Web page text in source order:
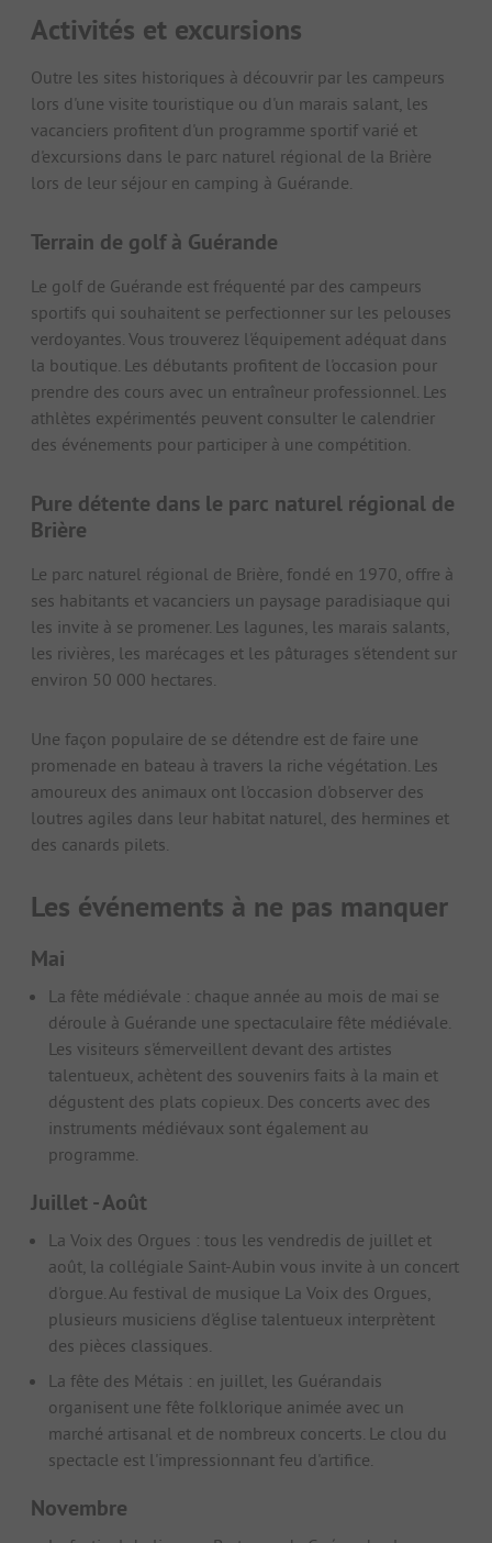
Activités et excursions
Outre les sites historiques à découvrir par les campeurs
lors d'une visite touristique ou d'un marais salant, les
vacanciers profitent d'un programme sportif varié et
d'excursions dans le parc naturel régional de la Brière
lors de leur séjour en camping à Guérande.
Terrain de golf à Guérande
Le golf de Guérande est fréquenté par des campeurs
sportifs qui souhaitent se perfectionner sur les pelouses
verdoyantes. Vous trouverez l'équipement adéquat dans
la boutique. Les débutants profitent de l'occasion pour
prendre des cours avec un entraîneur professionnel. Les
athlètes expérimentés peuvent consulter le calendrier
des événements pour participer à une compétition.
Pure détente dans le parc naturel régional de
Brière
Le parc naturel régional de Brière, fondé en 1970, offre à
ses habitants et vacanciers un paysage paradisiaque qui
les invite à se promener. Les lagunes, les marais salants,
les rivières, les marécages et les pâturages s'étendent sur
environ 50 000 hectares.
Une façon populaire de se détendre est de faire une
promenade en bateau à travers la riche végétation. Les
amoureux des animaux ont l'occasion d'observer des
loutres agiles dans leur habitat naturel, des hermines et
des canards pilets.
Les événements à ne pas manquer
Mai
La fête médiévale : chaque année au mois de mai se
déroule à Guérande une spectaculaire fête médiévale.
Les visiteurs s'émerveillent devant des artistes
talentueux, achètent des souvenirs faits à la main et
dégustent des plats copieux. Des concerts avec des
instruments médiévaux sont également au
programme.
Juillet - Août
La Voix des Orgues : tous les vendredis de juillet et
août, la collégiale Saint-Aubin vous invite à un concert
d'orgue. Au festival de musique La Voix des Orgues,
plusieurs musiciens d'église talentueux interprètent
des pièces classiques.
La fête des Métais : en juillet, les Guérandais
organisent une fête folklorique animée avec un
marché artisanal et de nombreux concerts. Le clou du
spectacle est l'impressionnant feu d'artifice.
Novembre